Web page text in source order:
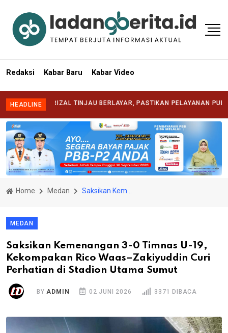
Redaksi Kabar Baru Kabar Video
HEADLINE
SYAFRIZAL TINJAU BERLAYAR, PASTIKAN PELAYANAN PUBLIK
Home Medan
MEDAN
Saksikan Kemenangan 3-0 Timnas U-19,
Kekompakan Rico Waas–Zakiyuddin Curi
Perhatian di Stadion Utama Sumut
BY ADMIN 02 JUNI 2026 3371 DIBACA